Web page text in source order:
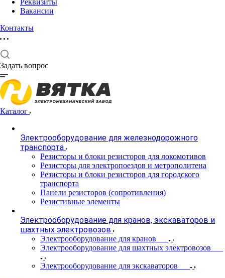
Реквизиты
Вакансии
Контакты
Задать вопрос
Каталог
Электрооборудование для железнодорожного
транспорта
Резисторы и блоки резисторов для локомотивов
Резисторы для электропоездов и метрополитена
Резисторы и блоки резисторов для городского
транспорта
Панели резисторов (сопротивления)
Резистивные элементы
Электрооборудование для кранов, экскаваторов и
шахтных электровозов
Электрооборудование для кранов
Электрооборудование для шахтных электровозов
Электрооборудование для экскаваторов